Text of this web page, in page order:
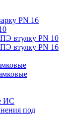
PN 16
втулку PN 10
втулку PN 16
ИС
под